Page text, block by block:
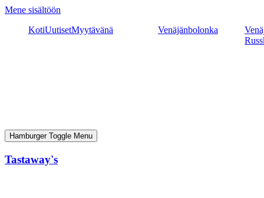
Mene sisältöön
KotiUutisetMyytävänä Venäjänbolonka
Hamburger Toggle Menu
Tastaway's